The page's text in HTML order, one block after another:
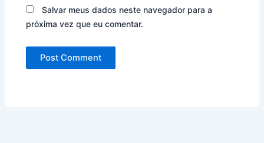
Salvar meus dados neste navegador para a
próxima vez que eu comentar.